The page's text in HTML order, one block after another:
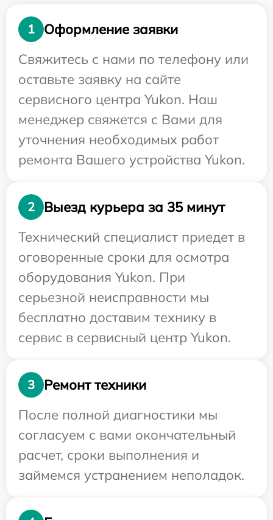
1
Оформление заявки
Свяжитесь с нами по телефону или
оставьте заявку на сайте
сервисного центра Yukon. Наш
менеджер свяжется с Вами для
уточнения необходимых работ
ремонта Вашего устройства Yukon.
2
Выезд курьера за 35 минут
Технический специалист приедет в
оговоренные сроки для осмотра
оборудования Yukon. При
серьезной неисправности мы
бесплатно доставим технику в
сервис в сервисный центр Yukon.
3
Ремонт техники
После полной диагностики мы
согласуем с вами окончательный
расчет, сроки выполнения и
займемся устранением неполадок.